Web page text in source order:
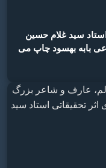
استاد سید غلام حسین
بابه بهسود چاپ می